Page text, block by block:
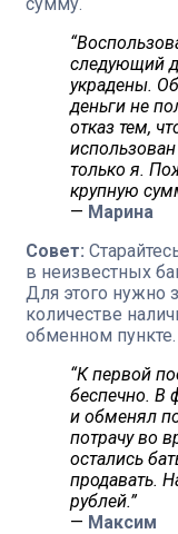
следующий
украдены.
деньги не
отказ тем,
только я.
крупную
— Марина
Совет:
в неизвестных
Для этого нужно
количестве
обменном пункте.
“К первой
беспечно. В
и обменял
потрачу во
остались
продавать.
рублей.”
— Максим